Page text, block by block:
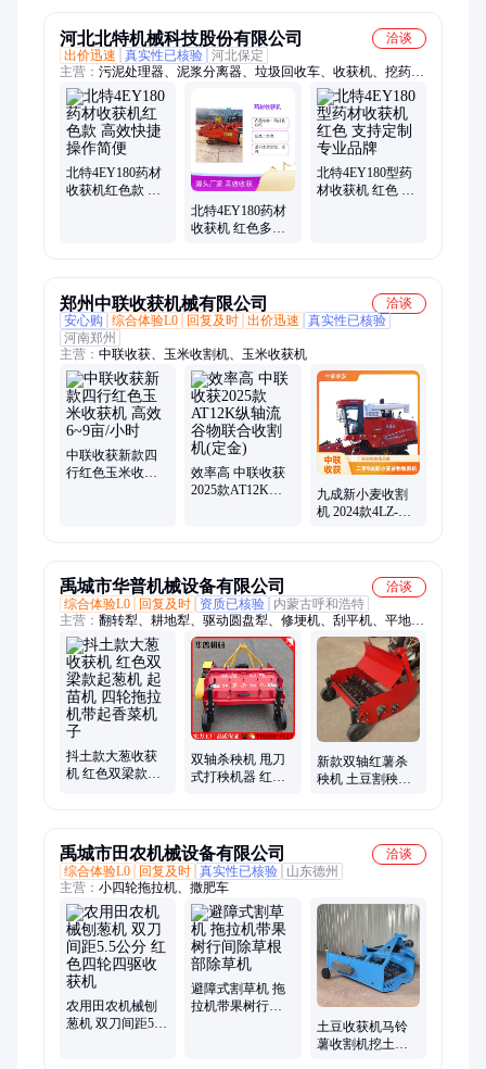
河北北特机械科技股份有限公司
洽谈
出价迅速
真实性已核验 河北保定
主营： 污泥处理器、泥浆分离器、垃圾回收车、收获机、挖药
机、药材采收机、药材挖掘机、根茎类采收机、泥沙分离器、泥
浆净化器、沙滩垃圾回收、泥浆处理设备、分离处理设备、泥浆
净化设备、海滩垃圾清洁车、沙滩垃圾清理车、泥浆净化分离器
北特4EY180药材
收获机红色款 高
北特4EY180药材
收获机 红色多功
北特4EY180型药
材收获机 红色 支
郑州中联收获机械有限公司
洽谈
安心购
综合体验L0 回复及时 出价迅速
真实性已核验
河南郑州
主营： 中联收获、玉米收割机、玉米收获机
中联收获新款四
行红色玉米收获
效率高 中联收获
2025款AT12K纵
九成新小麦收割
机 2024款4LZ-
禹城市华普机械设备有限公司
洽谈
综合体验L0
回复及时 资质已核验
内蒙古呼和浩特
主营： 翻转犁、耕地犁、驱动圆盘犁、修埂机、刮平机、平地
机、旋耕机、打埂机、筑埂机、联合整地机、水田灭茬机、四轮
拖拉机、耕地耙拖拉机、土地开荒整平机、液压圆盘重耙、农用
耕地圆盘耙、带合墒器深耕犁
抖土款大葱收获
机 红色双梁款起
双轴杀秧机 甩刀
式打秧机器 红薯
新款双轴红薯杀
秧机 土豆割秧机
禹城市田农机械设备有限公司
洽谈
综合体验L0
回复及时 真实性已核验
山东德州
主营： 小四轮拖拉机、撒肥车
农用田农机械刨
葱机 双刀间距5.5
避障式割草机 拖
拉机带果树行间
土豆收获机马铃
薯收割机挖土豆